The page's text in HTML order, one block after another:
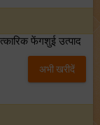
फेंगशुई उत्पाद
अभी खरीदें